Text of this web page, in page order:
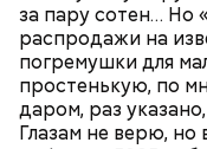
за пару сотен… Но
распродажи на
погремушки для
простенькую, по
даром, раз
Глазам не верю, но